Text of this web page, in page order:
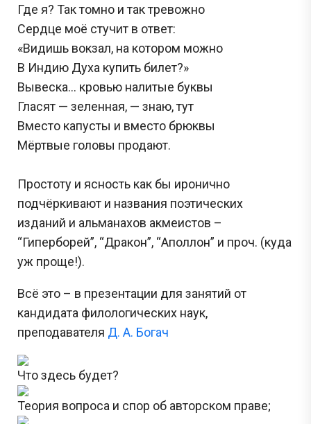
Где я? Так томно и так тревожно
Сердце моё стучит в ответ:
«Видишь вокзал, на котором можно
В Индию Духа купить билет?»
Вывеска… кровью налитые буквы
Гласят — зеленная, — знаю, тут
Вместо капусты и вместо брюквы
Мёртвые головы продают.
Простоту и ясность как бы иронично
подчёркивают и названия поэтических
изданий и альманахов акмеистов –
“Гиперборей”, “Дракон”, “Аполлон” и проч. (куда
уж проще!).
Всё это – в презентации для занятий от
кандидата филологических наук,
преподавателя Д. А. Богач
Что здесь будет?
Теория вопроса и спор об авторском праве;